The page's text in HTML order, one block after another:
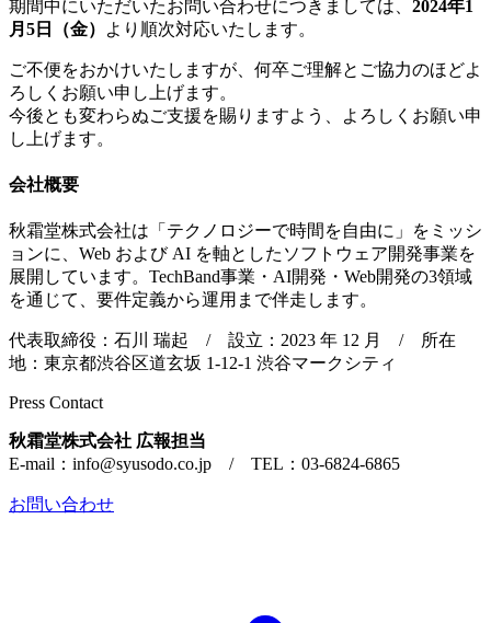
期間中にいただいたお問い合わせにつきましては、 2024年1
月5日（金）
より順次対応いたします。
ご不便をおかけいたしますが、何卒ご理解とご協力のほどよ
ろしくお願い申し上げます。
今後とも変わらぬご支援を賜りますよう、よろしくお願い申
し上げます。
会社概要
秋霜堂株式会社は「テクノロジーで時間を自由に」をミッシ
ョンに、Web および AI を軸としたソフトウェア開発事業を
展開しています。TechBand事業・AI開発・Web開発の3領域
を通じて、要件定義から運用まで伴走します。
代表取締役：石川 瑞起 / 設立：2023 年 12 月 / 所在
地：東京都渋谷区道玄坂 1-12-1 渋谷マークシティ
Press Contact
秋霜堂株式会社 広報担当
E-mail：info@syusodo.co.jp / TEL：03-6824-6865
お問い合わせ